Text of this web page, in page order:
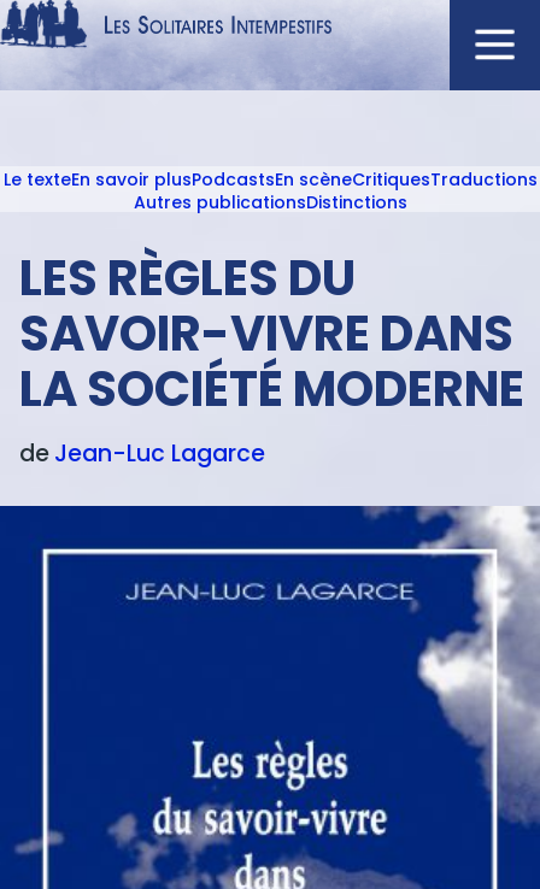
Aller
au
principal
Navigation
ACCUEIL
AUTEURS
À L'AFFICHE
CATALOGUE
DISTINCTIONS
PODCASTS
Le texteEn savoir plusPodcastsEn scèneCritiquesTraductions
Autres publicationsDistinctions
LES RÈGLES DU
SAVOIR-VIVRE DANS
LA SOCIÉTÉ MODERNE
deJean-Luc Lagarce